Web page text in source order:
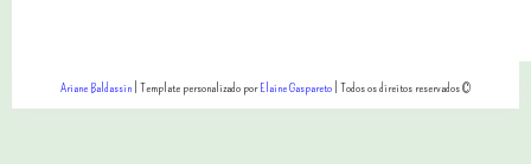
Ariane Baldassin| Template personalizado porElaine Gaspareto| Todos os direitos reservados ©